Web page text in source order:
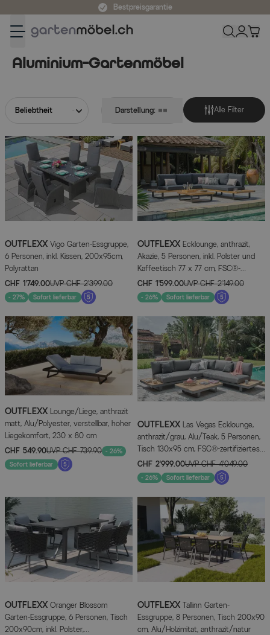
Bestpreisgarantie
Aluminium-Gartenmöbel
Darstellung: Alle Filter
OUTFLEXX Vigo Garten-Essgruppe,
6 Personen, inkl. Kissen, 200x95cm,
Polyrattan
CHF 1’749.00UVPCHF 2’399.00
- 27% Sofort lieferbar
OUTFLEXX Ecklounge, anthrazit,
Akazie, 5 Personen, inkl. Polster und
Kaffeetisch 77 x 77 cm, FSC®-
zertifiziertes Produkt
CHF 1’599.00UVPCHF 2’149.00
- 26% Sofort lieferbar
OUTFLEXX Lounge/Liege, anthrazit
matt, Alu/Polyester, verstellbar, hoher
Liegekomfort, 230 x 80 cm
CHF 549.90UVPCHF 739.90 - 26%
Sofort lieferbar
OUTFLEXX Las Vegas Ecklounge,
anthrazit/grau, Alu/Teak, 5 Personen,
Tisch 130x95 cm, FSC®-zertifiziertes
Produkt
CHF 2’999.00UVPCHF 4’049.00
- 26% Sofort lieferbar
OUTFLEXX Oranger Blossom
Garten-Essgruppe, 6 Personen, Tisch
200x90cm, inkl. Polster,
OUTFLEXX Tallinn Garten-
Essgruppe, 8 Personen, Tisch 200x90
cm, Alu/Holzimitat, anthrazit/natur